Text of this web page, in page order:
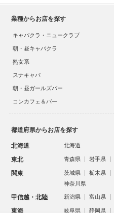
業種からお店を探す
キャバクラ・ニュークラブ
朝・昼キャバクラ
熟女系
スナキャバ
朝・昼ガールズバー
コンカフェ＆バー
都道府県からお店を探す
北海道 北海道
東北 青森県 岩手県
関東 茨城県 栃木県
神奈川県
甲信越・北陸 新潟県 富山県
東海 岐阜県 静岡県